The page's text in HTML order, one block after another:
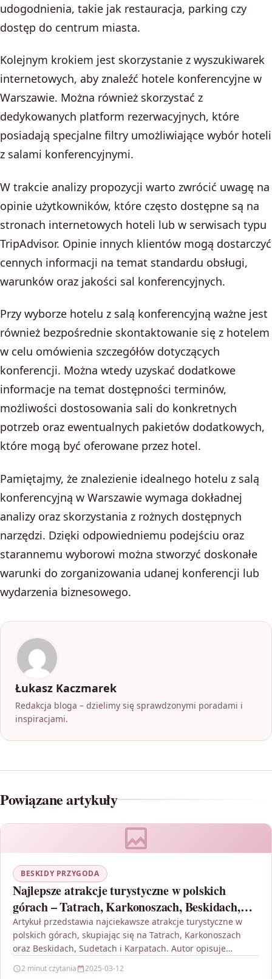
udogodnienia, takie jak restauracja, parking czy
dostęp do centrum miasta.
Kolejnym krokiem jest skorzystanie z wyszukiwarek
internetowych, aby znaleźć hotele konferencyjne w
Warszawie. Można również skorzystać z
dedykowanych platform rezerwacyjnych, które
posiadają specjalne filtry umożliwiające wybór hoteli
z salami konferencyjnymi.
W trakcie analizy propozycji warto zwrócić uwagę na
opinie użytkowników, które często dostępne są na
stronach internetowych hoteli lub w serwisach typu
TripAdvisor. Opinie innych klientów mogą dostarczyć
cennych informacji na temat standardu obsługi,
warunków oraz jakości sal konferencyjnych.
Przy wyborze hotelu z salą konferencyjną ważne jest
również bezpośrednie skontaktowanie się z hotelem
w celu omówienia szczegółów dotyczących
konferencji. Można wtedy uzyskać dodatkowe
informacje na temat dostępności terminów,
możliwości dostosowania sali do konkretnych
potrzeb oraz ewentualnych pakietów dodatkowych,
które mogą być oferowane przez hotel.
Pamiętajmy, że znalezienie idealnego hotelu z salą
konferencyjną w Warszawie wymaga dokładnej
analizy oraz skorzystania z rożnych dostępnych
narzędzi. Dzięki odpowiedniemu podejściu oraz
starannemu wyborowi można stworzyć doskonałe
warunki do zorganizowania udanej konferencji lub
wydarzenia biznesowego.
Łukasz Kaczmarek
Redakcja bloga – dzielimy się sprawdzonymi poradami i
inspiracjami.
Powiązane artykuły
BESKIDY PRZYGODA
Najlepsze atrakcje turystyczne w polskich
górach – Tatrach, Karkonoszach, Beskidach,
Sudetach i Karpatach
Artykuł przedstawia najciekawsze atrakcje turystyczne w
polskich górach, skupiając się na Tatrach, Karkonoszach
oraz Beskidach, Sudetach i Karpatach. Autor opisuje
2 minut czytania 2025-03-12